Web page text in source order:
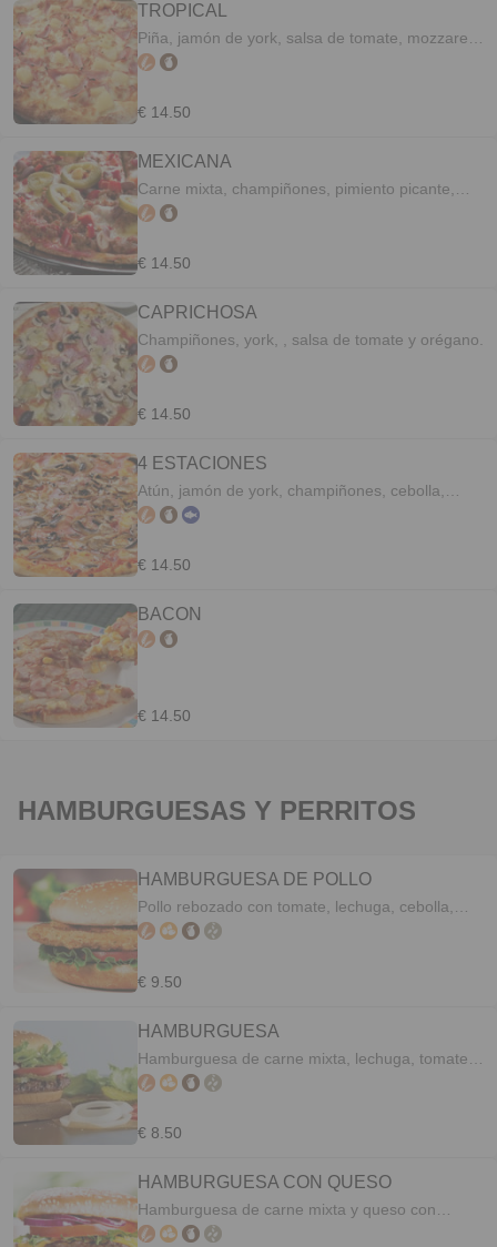
TROPICAL
Piña, jamón de york, salsa de tomate, mozzarella
y orégano
€ 14.50
MEXICANA
Carne mixta, champiñones, pimiento picante,
salsa de tomate y orégano
€ 14.50
CAPRICHOSA
Champiñones, york, , salsa de tomate y orégano.
€ 14.50
4 ESTACIONES
Atún, jamón de york, champiñones, cebolla,
pimiento, salsa de tomate, mozzarella y orégano.
€ 14.50
BACON
€ 14.50
HAMBURGUESAS Y PERRITOS
HAMBURGUESA DE POLLO
Pollo rebozado con tomate, lechuga, cebolla,
alioli ó mahonesa.
€ 9.50
HAMBURGUESA
Hamburguesa de carne mixta, lechuga, tomate,
cebolla, mahonesa ó alioli.
€ 8.50
HAMBURGUESA CON QUESO
Hamburguesa de carne mixta y queso con
lechuga, tomate, cebolla, mahonesa ó alioli.